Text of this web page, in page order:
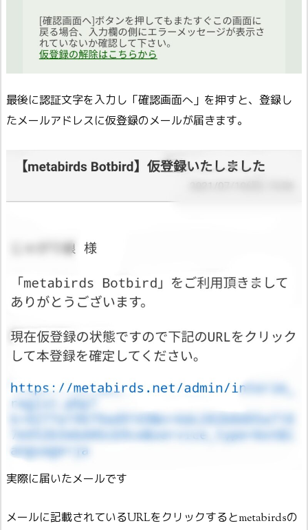
最後に認証文字を入力し「確認画面へ」を押すと、登録し
たメールアドレスに仮登録のメールが届きます。
実際に届いたメールです
メールに記載されているURLをクリックするとmetabirdsの